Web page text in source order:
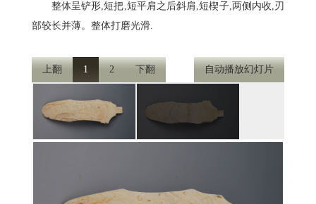
整体呈铲形,短把,短平肩之后斜肩,短楔子,两侧内收,刃
部较长并薄。整体打磨光滑.
上翻 1 2 下翻 自动播放幻灯片